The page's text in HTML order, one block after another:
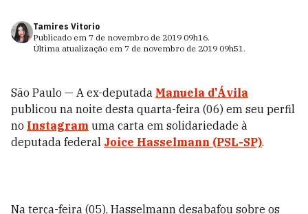
Tamires Vitorio
Publicado em 7 de novembro de 2019 09h16.
Última atualização em 7 de novembro de 2019 09h51.
São Paulo — A ex-deputada Manuela d'Ávila
publicou na noite desta quarta-feira (06) em seu perfil
no Instagram uma carta em solidariedade à
deputada federal Joice Hasselmann (PSL-SP).
Na terça-feira (05), Hasselmann desabafou sobre os